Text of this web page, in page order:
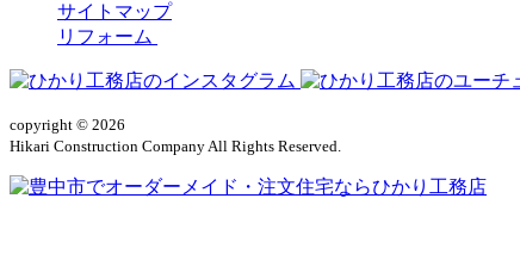
サイトマップ
リフォーム
copyright © 2026
Hikari Construction Company All Rights Reserved.